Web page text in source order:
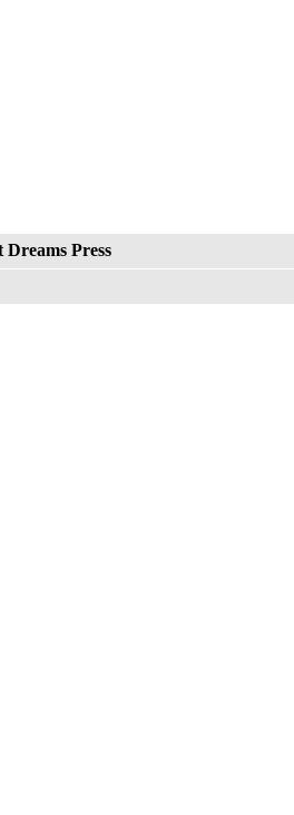
Dreams Press